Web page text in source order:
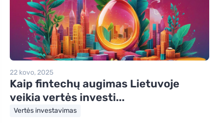
22 kovo, 2025
Kaip fintechų augimas Lietuvoje
veikia vertės investi...
Vertės investavimas